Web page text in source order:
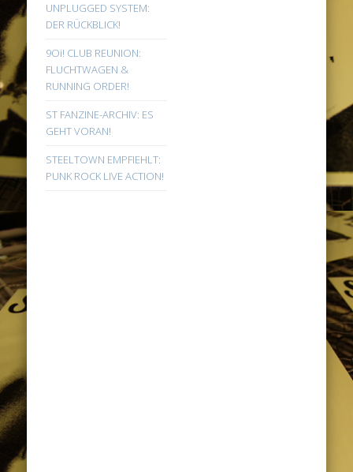
UNPLUGGED SYSTEM:
DER RÜCKBLICK!
9Oi! CLUB REUNION:
FLUCHTWAGEN &
RUNNING ORDER!
ST FANZINE-ARCHIV: ES
GEHT VORAN!
STEELTOWN EMPFIEHLT:
PUNK ROCK LIVE ACTION!